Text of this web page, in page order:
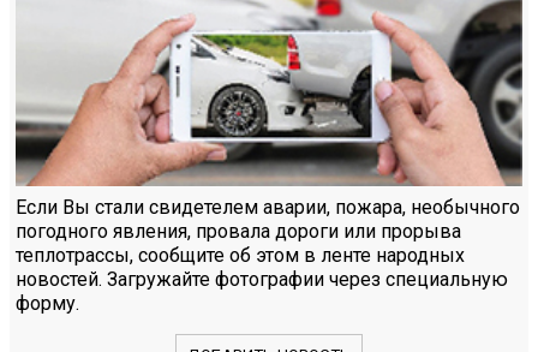
Если Вы стали свидетелем аварии, пожара, необычного
погодного явления, провала дороги или прорыва
теплотрассы, сообщите об этом в ленте народных
новостей. Загружайте фотографии через специальную
форму.